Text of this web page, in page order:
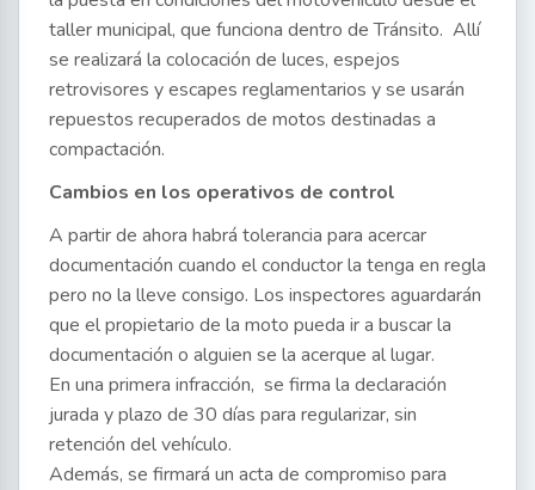
taller municipal, que funciona dentro de Tránsito. Allí
se realizará la colocación de luces, espejos
retrovisores y escapes reglamentarios y se usarán
repuestos recuperados de motos destinadas a
compactación.
Cambios en los operativos de control
A partir de ahora habrá tolerancia para acercar
documentación cuando el conductor la tenga en regla
pero no la lleve consigo. Los inspectores aguardarán
que el propietario de la moto pueda ir a buscar la
documentación o alguien se la acerque al lugar.
En una primera infracción, se firma la declaración
jurada y plazo de 30 días para regularizar, sin
retención del vehículo.
Además, se firmará un acta de compromiso para